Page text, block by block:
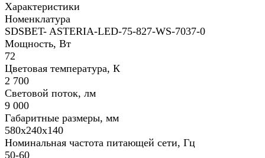
Характеристики
Номенклатура
SDSBET- ASTERIA-LED-75-827-WS-7037-0
Мощность, Вт
72
Цветовая температура, К
2 700
Световой поток, лм
9 000
Габаритные размеры, мм
580x240x140
Номинальная частота питающей сети, Гц
50-60